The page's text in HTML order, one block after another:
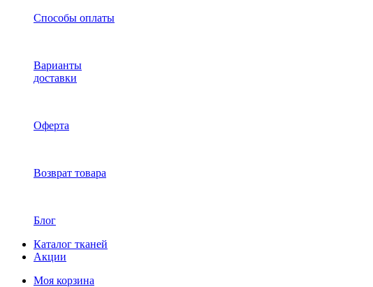
Способы оплаты
Варианты
доставки
Оферта
Возврат товара
Блог
Каталог тканей
Акции
Моя корзина